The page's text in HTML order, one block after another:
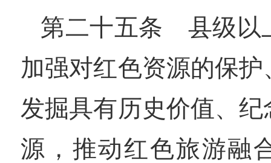
第二十五条 县级以
加强对红色资源的保
发掘具有历史价值、
源，推动红色旅游融